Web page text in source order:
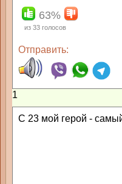
63%
из 33 голосов
Отправить:
1
С 23 мой герой -